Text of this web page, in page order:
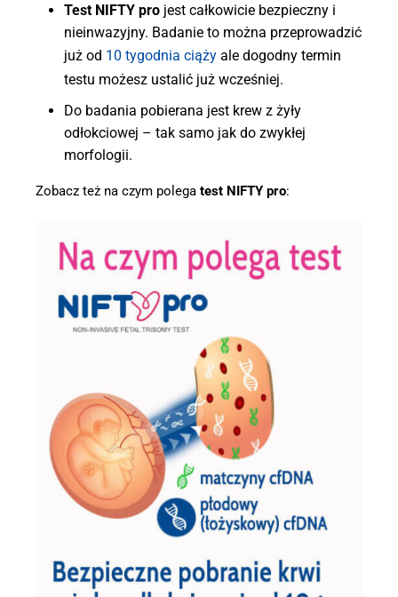
Test NIFTY pro jest całkowicie bezpieczny i
nieinwazyjny. Badanie to można przeprowadzić
już od 10 tygodnia ciąży ale dogodny termin
testu możesz ustalić już wcześniej.
Do badania pobierana jest krew z żyły
odłokciowej – tak samo jak do zwykłej
morfologii.
Zobacz też na czym polega test NIFTY pro: